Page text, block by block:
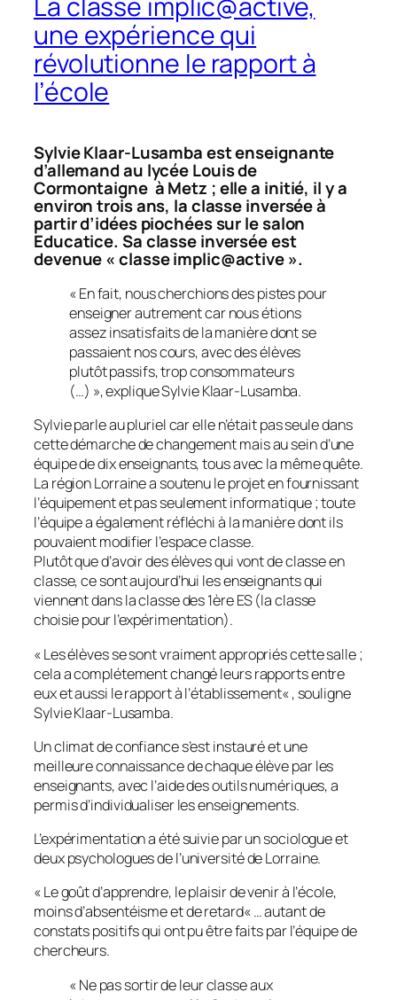
une expérience qui
révolutionne le rapport à
l’école
Sylvie Klaar-Lusamba est enseignante
d’allemand au lycée Louis de
Cormontaigne à Metz ; elle a initié, il y a
environ trois ans, la classe inversée à
partir d’idées piochées sur le salon
Educatice. Sa classe inversée est
devenue « classe implic@active ».
« En fait, nous cherchions des pistes pour
enseigner autrement car nous étions
assez insatisfaits de la manière dont se
passaient nos cours, avec des élèves
plutôt passifs, trop consommateurs
(…) », explique Sylvie Klaar-Lusamba.
Sylvie parle au pluriel car elle n’était pas seule dans
cette démarche de changement mais au sein d’une
équipe de dix enseignants, tous avec la même quête.
La région Lorraine a soutenu le projet en fournissant
l’équipement et pas seulement informatique ; toute
l’équipe a également réfléchi à la manière dont ils
pouvaient modifier l’espace classe.
Plutôt que d’avoir des élèves qui vont de classe en
classe, ce sont aujourd’hui les enseignants qui
viennent dans la classe des 1ère ES (la classe
choisie pour l’expérimentation).
«Les élèves se sont vraiment appropriés cette salle ;
cela a complétement changé leurs rapports entre
eux et aussi le rapport à l’établissement« , souligne
Sylvie Klaar-Lusamba.
Un climat de confiance s’est instauré et une
meilleure connaissance de chaque élève par les
enseignants, avec l’aide des outils numériques, a
permis d’individualiser les enseignements.
L’expérimentation a été suivie par un sociologue et
deux psychologues de l’université de Lorraine.
«Le goût d’apprendre, le plaisir de venir à l’école,
moins d’absentéisme et de retard« … autant de
constats positifs qui ont pu être faits par l’équipe de
chercheurs.
« Ne pas sortir de leur classe aux